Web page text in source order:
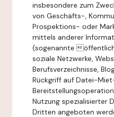
insbesondere zum
von Geschäfts-,
Prospektions- oder
mittels anderer
(sogenannte
soziale Netzwerke,
Berufsverzeichnisse,
Rückgriff auf Datei-
Nutzung spezialisierter
Dritten angeboten